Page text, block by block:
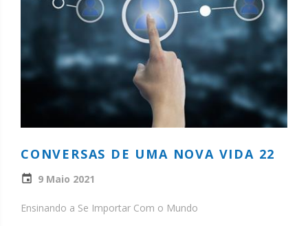
CONVERSAS DE UMA NOVA VIDA 22
9 Maio 2021
Ensinando a Se Importar Com o Mundo